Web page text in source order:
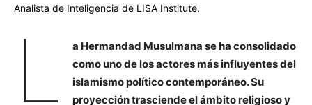
Analista de Inteligencia de LISA Institute.
L
a Hermandad Musulmana se ha consolidado
como uno de los actores más influyentes del
islamismo político contemporáneo. Su
proyección trasciende el ámbito religioso y